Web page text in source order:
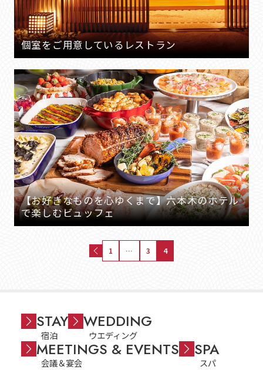
個室をご用意しているレストラン
【お好きなものを心ゆくまで】六本木のホテル
で楽しむビュッフェ
1 … 3 4
STAY
宿泊
WEDDING
ウエディング
MEETINGS & EVENTS
会議＆宴会
SPA
スパ